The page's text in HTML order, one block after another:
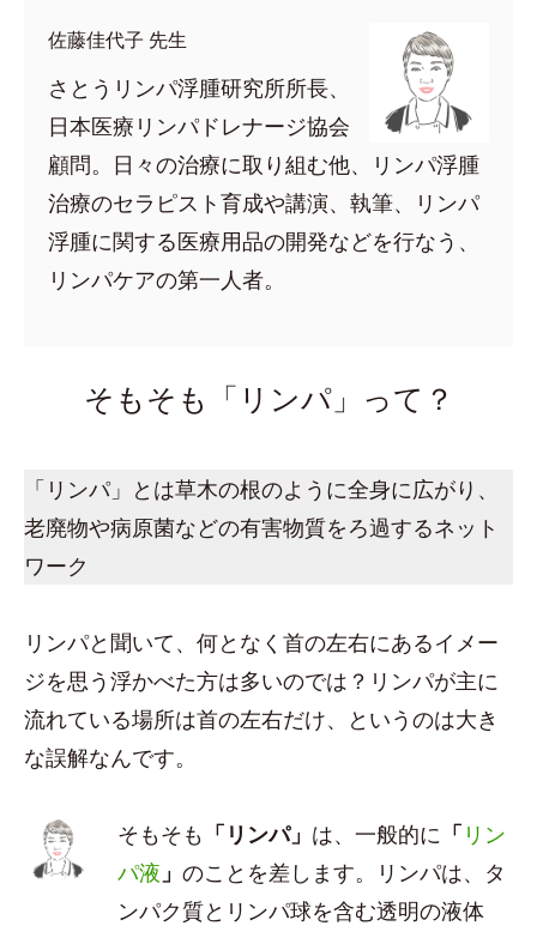
佐藤佳代子 先生
さとうリンパ浮腫研究所所長、
日本医療リンパドレナージ協会
顧問。日々の治療に取り組む他、リンパ浮腫
治療のセラピスト育成や講演、執筆、リンパ
浮腫に関する医療用品の開発などを行なう、
リンパケアの第一人者。
そもそも「リンパ」って？
「リンパ」とは草木の根のように全身に広がり、
老廃物や病原菌などの有害物質をろ過するネット
ワーク
リンパと聞いて、何となく首の左右にあるイメー
ジを思う浮かべた方は多いのでは？リンパが主に
流れている場所は首の左右だけ、というのは大き
な誤解なんです。
そもそも 「リンパ」 は、一般的に 「 リン
パ液 」のことを差します。リンパは、タ
ンパク質とリンパ球を含む透明の液体